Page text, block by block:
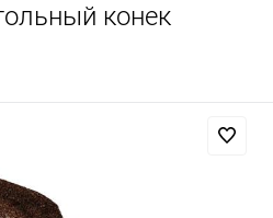
конек